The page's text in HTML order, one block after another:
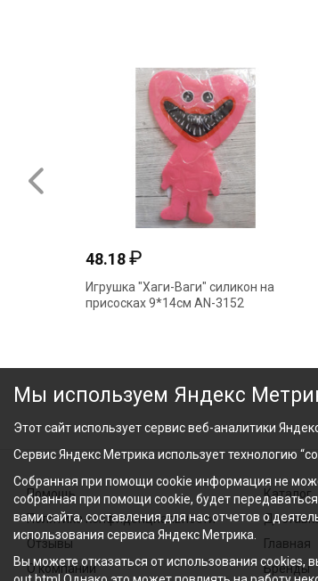
48.18₽
Игрушка "Хаги-Ваги" силикон на
присосках 9*14см AN-3152
Помощь
Политика конфиденциальности
Отзывы
О компании
Каталог
Главная
Бренды
Мы используем Яндекс
Этот сайт использует сервис веб-аналитики
Сервис Яндекс Метрика использует технологию
Собранная при помощи cookie информация не
собранная при помощи cookie, будет
вами сайта, составления для нас отчетов о
использования сервиса Яндекс Метрика.
Вы можете отказаться от использования